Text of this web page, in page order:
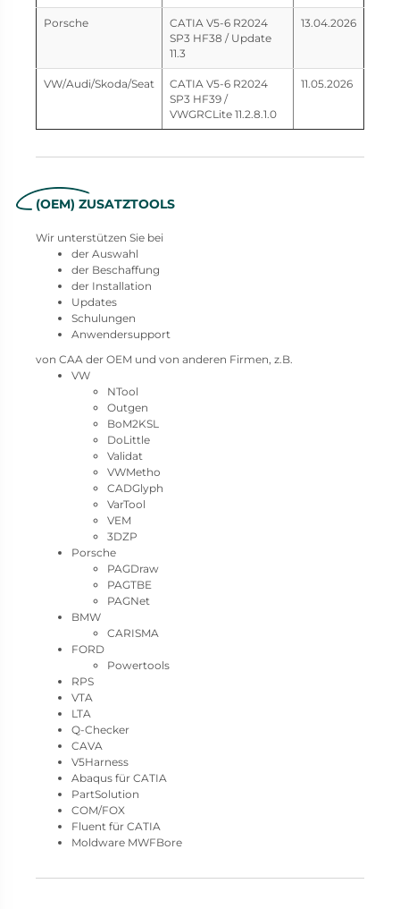
Porsche
CATIA V5-6 R2024
SP3 HF38 / Update
11.3
13.04.2026
VW/Audi/Skoda/Seat
CATIA V5-6 R2024
SP3 HF39 /
VWGRCLite 11.2.8.1.0
11.05.2026
(OEM) ZUSATZTOOLS
Wir unterstützen Sie bei
der Auswahl
der Beschaffung
der Installation
Updates
Schulungen
Anwendersupport
von CAA der OEM und von anderen Firmen, z.B.
VW
NTool
Outgen
BoM2KSL
DoLittle
Validat
VWMetho
CADGlyph
VarTool
VEM
3DZP
Porsche
PAGDraw
PAGTBE
PAGNet
BMW
CARISMA
FORD
Powertools
RPS
VTA
LTA
Q-Checker
CAVA
V5Harness
Abaqus für CATIA
PartSolution
COM/FOX
Fluent für CATIA
Moldware MWFBore